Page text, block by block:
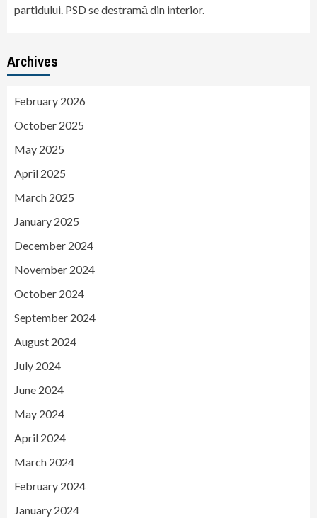
partidului. PSD se destramă din interior.
Archives
February 2026
October 2025
May 2025
April 2025
March 2025
January 2025
December 2024
November 2024
October 2024
September 2024
August 2024
July 2024
June 2024
May 2024
April 2024
March 2024
February 2024
January 2024